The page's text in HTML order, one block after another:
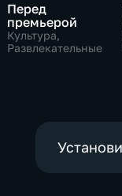
Перед
премьерой
Культура,
Развлекательные